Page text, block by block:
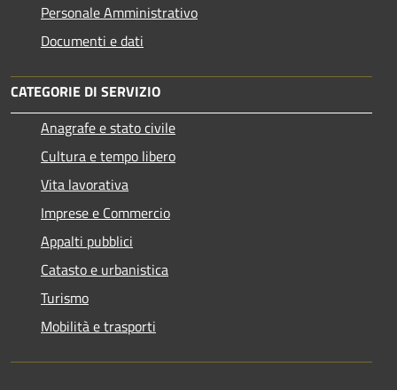
Personale Amministrativo
Documenti e dati
CATEGORIE DI SERVIZIO
Anagrafe e stato civile
Cultura e tempo libero
Vita lavorativa
Imprese e Commercio
Appalti pubblici
Catasto e urbanistica
Turismo
Mobilità e trasporti